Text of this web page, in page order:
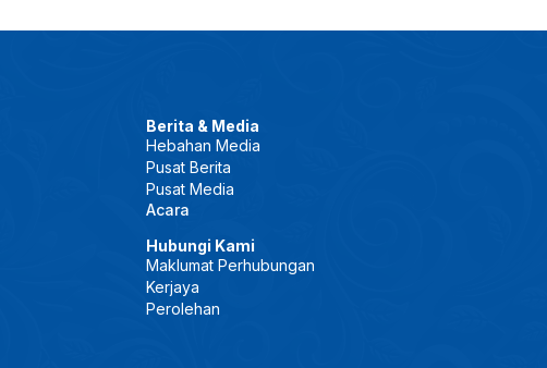
Berita & Media
Hebahan Media
Pusat Berita
Pusat Media
Acara
Hubungi Kami
Maklumat Perhubungan
Kerjaya
Perolehan